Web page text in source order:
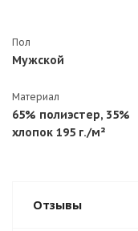
Пол
Мужской
Материал
65% полиэстер, 35%
хлопок 195 г./м²
Отзывы